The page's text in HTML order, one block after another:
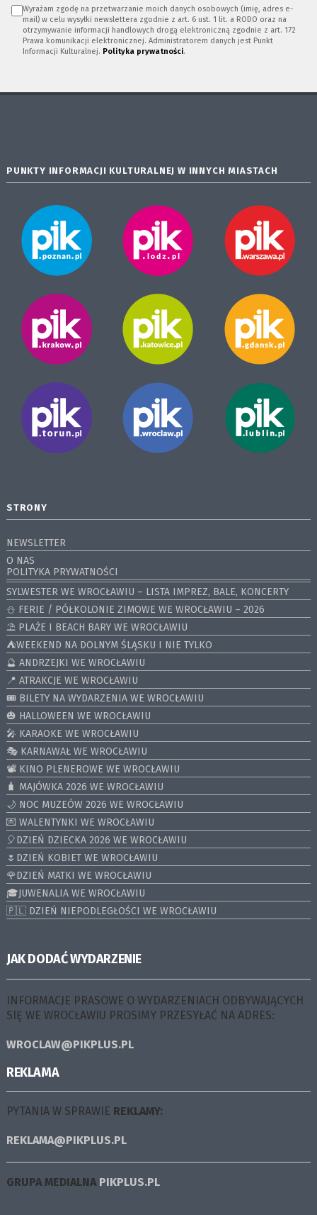
Wyrażam zgodę na przetwarzanie moich danych osobowych (imię, adres e-
mail) w celu wysyłki newslettera zgodnie z art. 6 ust. 1 lit. a RODO oraz na
otrzymywanie informacji handlowych drogą elektroniczną zgodnie z art. 172
Prawa komunikacji elektronicznej. Administratorem danych jest Punkt
Informacji Kulturalnej. Polityka prywatności.
PUNKTY INFORMACJI KULTURALNEJ W INNYCH MIASTACH
STRONY
NEWSLETTER
O NAS
POLITYKA PRYWATNOŚCI
SYLWESTER WE WROCŁAWIU – LISTA IMPREZ, BALE, KONCERTY
⛄️ FERIE / PÓŁKOLONIE ZIMOWE WE WROCŁAWIU – 2026
⛱️ PLAŻE I BEACH BARY WE WROCŁAWIU
⛺️WEEKEND NA DOLNYM ŚLĄSKU I NIE TYLKO
🔮 ANDRZEJKI WE WROCŁAWIU
📍 ATRAKCJE WE WROCŁAWIU
🎟️ BILETY NA WYDARZENIA WE WROCŁAWIU
🎃 HALLOWEEN WE WROCŁAWIU
🎤 KARAOKE WE WROCŁAWIU
🎭 KARNAWAŁ WE WROCŁAWIU
📽️ KINO PLENEROWE WE WROCŁAWIU
🧳 MAJÓWKA 2026 WE WROCŁAWIU
🌙 NOC MUZEÓW 2026 WE WROCŁAWIU
💌 WALENTYNKI WE WROCŁAWIU
🎈DZIEŃ DZIECKA 2026 WE WROCŁAWIU
🌷DZIEŃ KOBIET WE WROCŁAWIU
🌹DZIEŃ MATKI WE WROCŁAWIU
🎓JUWENALIA WE WROCŁAWIU
🇵🇱 DZIEŃ NIEPODLEGŁOŚCI WE WROCŁAWIU
JAK DODAĆ WYDARZENIE
INFORMACJE PRASOWE O WYDARZENIACH ODBYWAJĄCYCH
SIĘ WE WROCŁAWIU PROSIMY PRZESYŁAĆ NA ADRES:
WROCLAW@PIKPLUS.PL
REKLAMA
PYTANIA W SPRAWIE REKLAMY:
REKLAMA@PIKPLUS.PL
GRUPA MEDIALNA PIKPLUS.PL